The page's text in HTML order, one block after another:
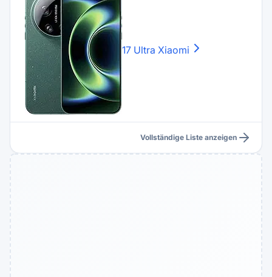
17 Ultra Xiaomi
Vollständige Liste anzeigen